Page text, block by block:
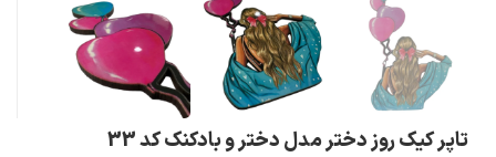
تاپر کیک روز دختر مدل دختر و بادکنک کد 33